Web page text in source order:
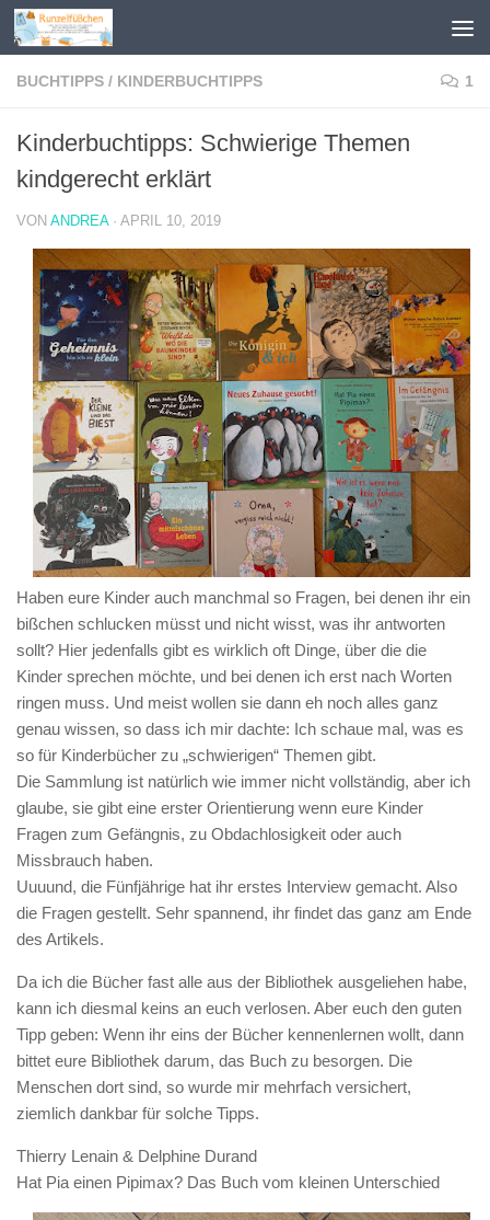
Zum Inhalt springen
BUCHTIPPS / KINDERBUCHTIPPS 1
Kinderbuchtipps: Schwierige Themen
kindgerecht erklärt
VON ANDREA · APRIL 10, 2019
Haben eure Kinder auch manchmal so Fragen, bei denen ihr ein
bißchen schlucken müsst und nicht wisst, was ihr antworten
sollt? Hier jedenfalls gibt es wirklich oft Dinge, über die die
Kinder sprechen möchte, und bei denen ich erst nach Worten
ringen muss. Und meist wollen sie dann eh noch alles ganz
genau wissen, so dass ich mir dachte: Ich schaue mal, was es
so für Kinderbücher zu „schwierigen“ Themen gibt.
Die Sammlung ist natürlich wie immer nicht vollständig, aber ich
glaube, sie gibt eine erster Orientierung wenn eure Kinder
Fragen zum Gefängnis, zu Obdachlosigkeit oder auch
Missbrauch haben.
Uuuund, die Fünfjährige hat ihr erstes Interview gemacht. Also
die Fragen gestellt. Sehr spannend, ihr findet das ganz am Ende
des Artikels.
Da ich die Bücher fast alle aus der Bibliothek ausgeliehen habe,
kann ich diesmal keins an euch verlosen. Aber euch den guten
Tipp geben: Wenn ihr eins der Bücher kennenlernen wollt, dann
bittet eure Bibliothek darum, das Buch zu besorgen. Die
Menschen dort sind, so wurde mir mehrfach versichert,
ziemlich dankbar für solche Tipps.
Thierry Lenain & Delphine Durand
Hat Pia einen Pipimax? Das Buch vom kleinen Unterschied